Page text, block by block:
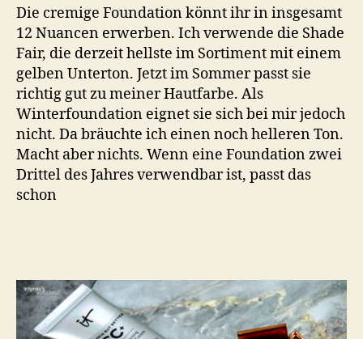
Die cremige Foundation könnt ihr in insgesamt
12 Nuancen erwerben. Ich verwende die Shade
Fair, die derzeit hellste im Sortiment mit einem
gelben Unterton. Jetzt im Sommer passt sie
richtig gut zu meiner Hautfarbe. Als
Winterfoundation eignet sie sich bei mir jedoch
nicht. Da bräuchte ich einen noch helleren Ton.
Macht aber nichts. Wenn eine Foundation zwei
Drittel des Jahres verwendbar ist, passt das
schon